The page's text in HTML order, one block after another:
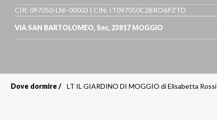
CIR: 097050-LNI-00003 | CIN: IT097050C2BRO6PZTD
VIA SAN BARTOLOMEO, Snc, 23817 MOGGIO
Dove dormire LT IL GIARDINO DI MOGGIO di Elisabetta Rossi